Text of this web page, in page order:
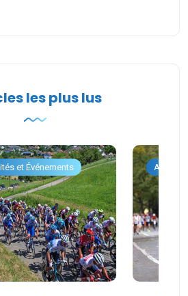
les plus lus
et Événements